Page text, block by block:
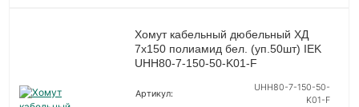
Хомут кабельный дюбельный ХД
7х150 полиамид бел. (уп.50шт) IEK
UHH80-7-150-50-K01-F
Артикул:
UHH80-7-150-50-
K01-F